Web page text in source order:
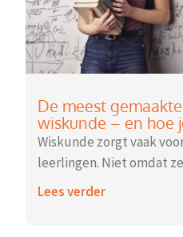
De meest
wiskunde – en hoe
Wiskunde zorgt vaak
leerlingen. Niet omdat
Lees verder